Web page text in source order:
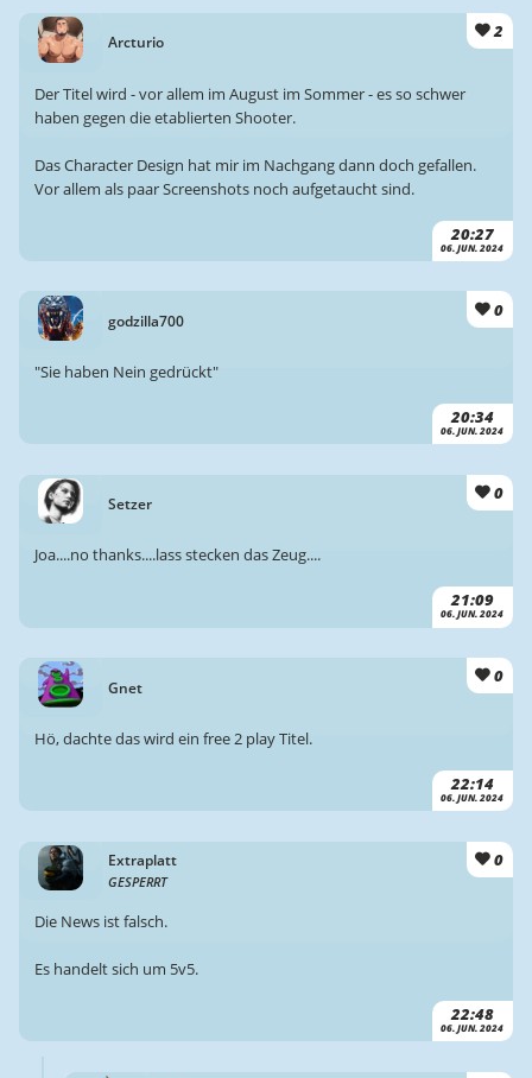
Arcturio
2
20:27
06. JUN. 2024
Der Titel wird - vor allem im August im Sommer - es so schwer
haben gegen die etablierten Shooter.
Das Character Design hat mir im Nachgang dann doch gefallen.
Vor allem als paar Screenshots noch aufgetaucht sind.
godzilla700
0
20:34
06. JUN. 2024
"Sie haben Nein gedrückt"
Setzer
0
21:09
06. JUN. 2024
Joa....no thanks....lass stecken das Zeug....
Gnet
0
22:14
06. JUN. 2024
Hö, dachte das wird ein free 2 play Titel.
Extraplatt
GESPERRT
0
22:48
06. JUN. 2024
Die News ist falsch.
Es handelt sich um 5v5.